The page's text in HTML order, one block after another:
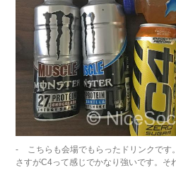
こちらも会場でもらったドリンクです
さすがC4って感じでかなり強いです。そ